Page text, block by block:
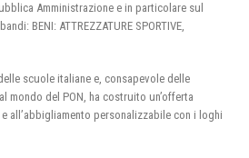
Amministrazione e in particolare sul
BENI: ATTREZZATURE SPORTIVE,
scuole italiane e, consapevole delle
mondo del PON, ha costruito un’offerta
all’abbigliamento personalizzabile con i loghi